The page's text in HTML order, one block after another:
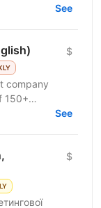
See
$
company
150+
used
See
$